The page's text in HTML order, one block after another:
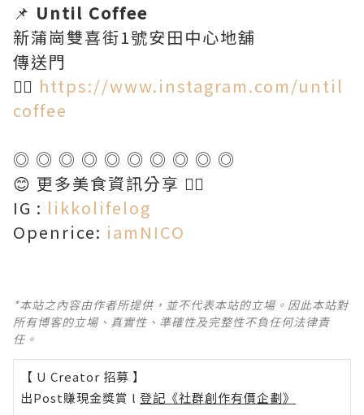
📌 Until Coffee
新蒲崗雙喜街1號安田中心地舖
傳送門
👉🏻 https://www.instagram.com/until
coffee
◎ ◎ ◎ ◎ ◎ ◎ ◎ ◎ ◎ ◎
😊 更多美食資訊分享 👇🏻
IG : likkolifelog
Openrice: iamNICO
*本站之內容由作者所提供，並不代表本站的立場。因此本站對
所有博客的立場、真實性、準確性及完整性不負任何法律責
任。
【 U Creator 招募 】
出Post賺現金獎賞 l 登記《社群創作有價企劃》